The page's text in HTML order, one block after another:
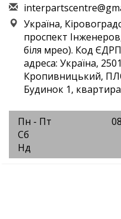
interpartscentre@gm
Україна,
проспект
біля мрео). Код
адреса: Україна,
Кропивницький,
Будинок 1,
Пн - Пт
Сб
Нд